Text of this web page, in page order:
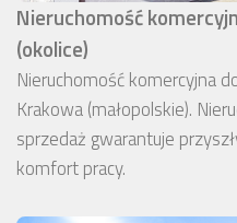
Nieruchomość
(okolice)
Nieruchomość komercyjna
Krakowa (małopolskie).
sprzedaż gwarantuje
komfort pracy.